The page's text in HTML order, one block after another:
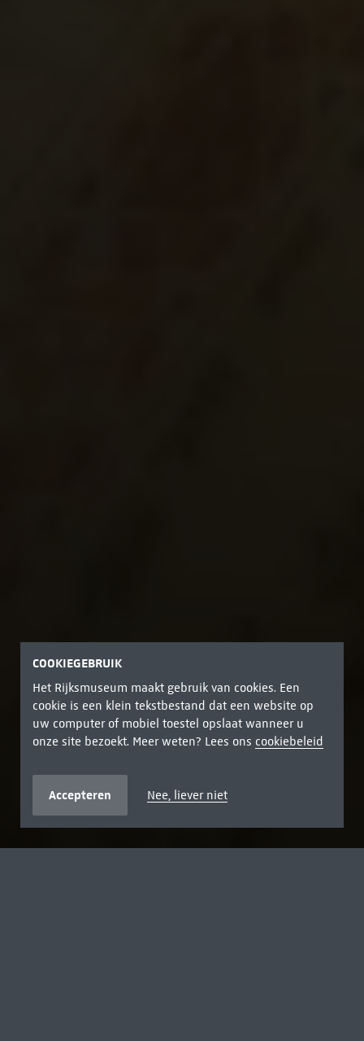
COOKIEGEBRUIK
Het Rijksmuseum maakt gebruik van cookies. Een
cookie is een klein tekstbestand dat een website op
uw computer of mobiel toestel opslaat wanneer u
onze site bezoekt. Meer weten? Lees ons cookiebeleid
Accepteren Nee, liever niet